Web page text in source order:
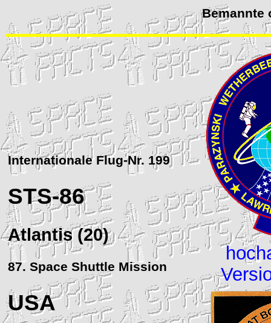
Bemannte
Internationale Flug-Nr. 199
STS-86
Atlantis (20)
87. Space Shuttle Mission
USA